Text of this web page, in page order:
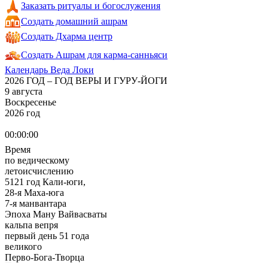
Заказать ритуалы и богослужения
Создать домашний ашрам
Создать Дхарма центр
Создать Ашрам для карма-санньяси
Календарь Веда Локи
2026 ГОД – ГОД ВЕРЫ И ГУРУ-ЙОГИ
9 августа
Воскресенье
2026 год
00:00:00
Время
по ведическому
летоисчислению
5121 год Кали-юги,
28-я Маха-юга
7-я манвантара
Эпоха Ману Вайвасваты
кальпа вепря
первый день 51 года
великого
Перво-Бога-Творца